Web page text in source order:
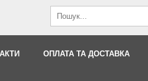
ОПЛАТА ТА ДОСТАВКА